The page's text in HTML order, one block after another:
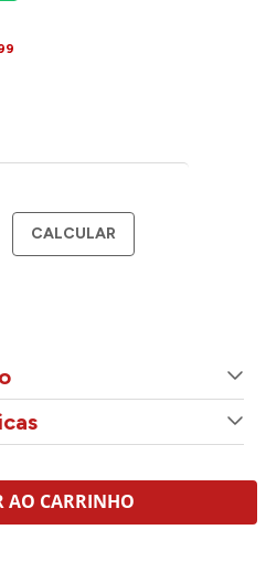
CALCULAR
AO CARRINHO